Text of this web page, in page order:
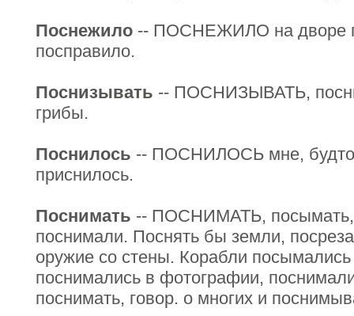
Поснежило -- ПОСНЕЖИЛО на дворе
посправило.
Поснизывать -- ПОСНИЗЫВАТЬ,
грибы.
Поснилось -- ПОСНИЛОСЬ мне, будто
приснилось.
Поснимать -- ПОСНИМАТЬ, посымать,
поснимали. Поснять бы земли,
оружие со стены. Корабли
поснимались в фотографии,
поснимать, говор. о многих и